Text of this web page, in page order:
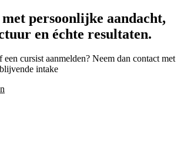
persoonlijke aandacht,
en échte resultaten.
cursist aanmelden? Neem dan contact met
intake